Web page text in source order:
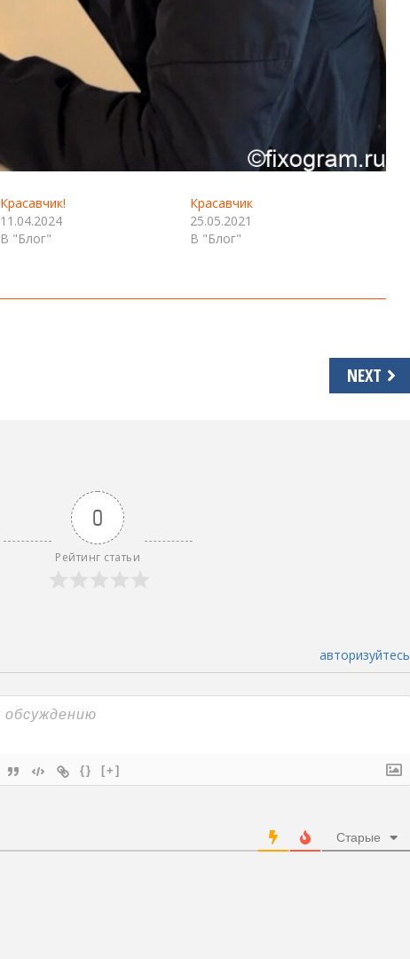
Красавчик!
11.04.2024
В "Блог"
Красавчик
25.05.2021
В "Блог"
NEXT
0
Рейтинг статьи
авторизуйтесь
{} [+]
Старые